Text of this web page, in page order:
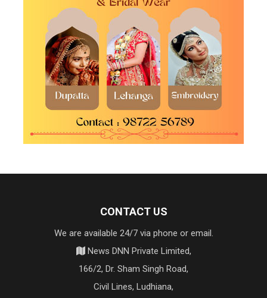
CONTACT US
We are available 24/7 via phone or email.
News DNN Private Limited,
166/2, Dr. Sham Singh Road,
Civil Lines, Ludhiana,